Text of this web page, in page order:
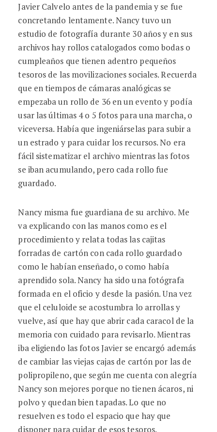
Javier Calvelo antes de la pandemia y se fue
concretando lentamente. Nancy tuvo un
estudio de fotografía durante 30 años y en sus
archivos hay rollos catalogados como bodas o
cumpleaños que tienen adentro pequeños
tesoros de las movilizaciones sociales. Recuerda
que en tiempos de cámaras analógicas se
empezaba un rollo de 36 en un evento y podía
usar las últimas 4 o 5 fotos para una marcha, o
viceversa. Había que ingeniárselas para subir a
un estrado y para cuidar los recursos. No era
fácil sistematizar el archivo mientras las fotos
se iban acumulando, pero cada rollo fue
guardado.
Nancy misma fue guardiana de su archivo. Me
va explicando con las manos como es el
procedimiento y relata todas las cajitas
forradas de cartón con cada rollo guardado
como le habían enseñado, o como había
aprendido sola. Nancy ha sido una fotógrafa
formada en el oficio y desde la pasión. Una vez
que el celuloide se acostumbra lo arrollas y
vuelve, así que hay que abrir cada caracol de la
memoria con cuidado para revisarlo. Mientras
iba eligiendo las fotos Javier se encargó además
de cambiar las viejas cajas de cartón por las de
polipropileno, que según me cuenta con alegría
Nancy son mejores porque no tienen ácaros, ni
polvo y quedan bien tapadas. Lo que no
resuelven es todo el espacio que hay que
disponer para cuidar de esos tesoros.